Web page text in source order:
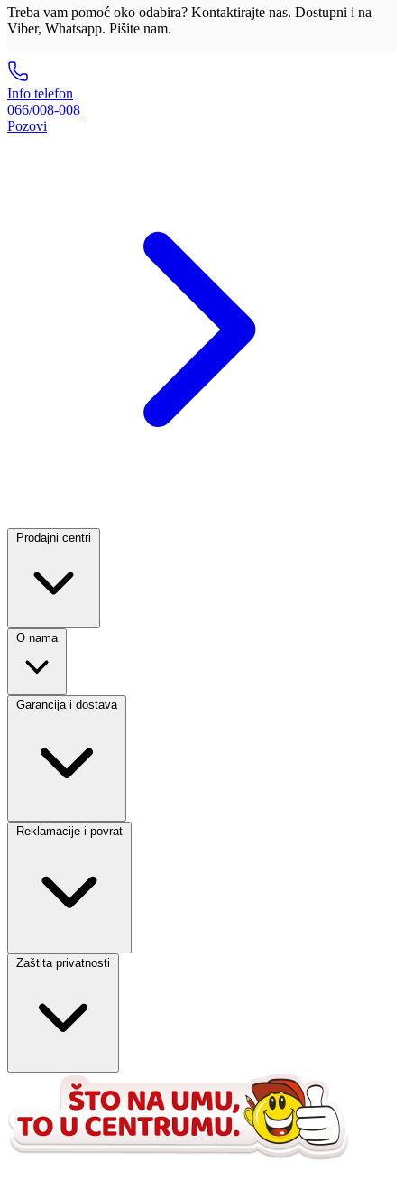
Treba vam pomoć oko odabira? Kontaktirajte nas. Dostupni i na
Viber, Whatsapp. Pišite nam.
Info telefon
066/008-008
Pozovi
Prodajni centri
O nama
Garancija i dostava
Reklamacije i povrat
Zaštita privatnosti